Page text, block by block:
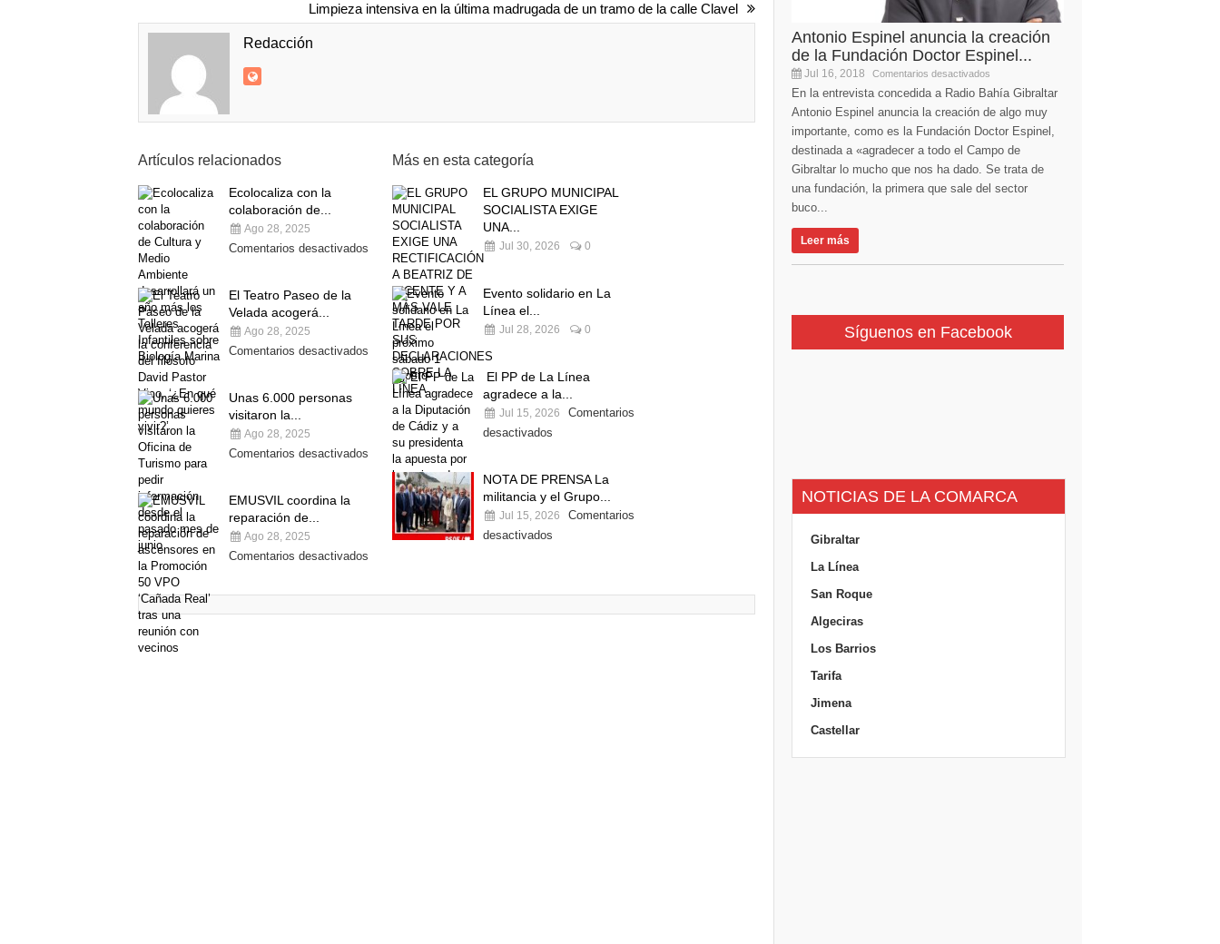
Limpieza intensiva en la última madrugada de un tramo de la calle Clavel
Redacción
Artículos relacionados
Ecolocaliza con la
colaboración de...
Ago 28, 2025
Comentarios desactivados
El Teatro Paseo de la
Velada acogerá...
Ago 28, 2025
Comentarios desactivados
Unas 6.000 personas
visitaron la...
Ago 28, 2025
Comentarios desactivados
EMUSVIL coordina la
reparación de...
Ago 28, 2025
Comentarios desactivados
Más en esta categoría
EL GRUPO MUNICIPAL
SOCIALISTA EXIGE
UNA...
Jul 30, 2026 0
Evento solidario en La
Línea el...
Jul 28, 2026 0
El PP de La Línea
agradece a la...
Jul 15, 2026
Comentarios
desactivados
NOTA DE PRENSA La
militancia y el Grupo...
Jul 15, 2026
Comentarios
desactivados
Antonio Espinel anuncia la creación
de la Fundación Doctor Espinel...
Jul 16, 2018 Comentarios desactivados
En la entrevista concedida a Radio Bahía Gibraltar
Antonio Espinel anuncia la creación de algo muy
importante, como es la Fundación Doctor Espinel,
destinada a «agradecer a todo el Campo de
Gibraltar lo mucho que nos ha dado. Se trata de
una fundación, la primera que sale del sector
buco...
Leer más
Síguenos en Facebook
NOTICIAS DE LA COMARCA
Gibraltar
La Línea
San Roque
Algeciras
Los Barrios
Tarifa
Jimena
Castellar